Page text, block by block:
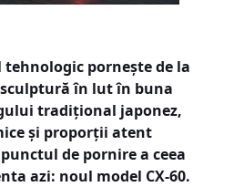
tehnologic pornește de la
în lut în buna
tradițional japonez,
și proporții atent
de pornire a ceea
azi: noul model CX-60.